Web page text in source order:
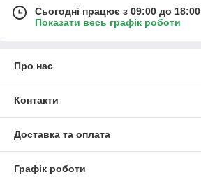
Сьогодні працює з 09:00 до 18:00
Показати весь графік роботи
Про нас
Контакти
Доставка та оплата
Графік роботи